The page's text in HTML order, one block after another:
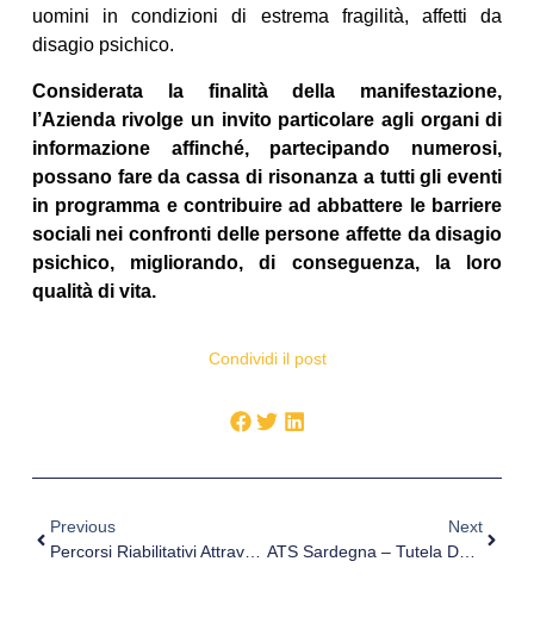
uomini in condizioni di estrema fragilità, affetti da
disagio psichico.
Considerata la finalità della manifestazione,
l’Azienda rivolge un invito particolare agli organi di
informazione affinché, partecipando numerosi,
possano fare da cassa di risonanza a tutti gli eventi
in programma e contribuire ad abbattere le barriere
sociali nei confronti delle persone affette da disagio
psichico, migliorando, di conseguenza, la loro
qualità di vita.
Condividi il post
Previous
Percorsi Riabilitativi Attraverso Esperienze Di Navigazione A Vela Come Contributo Alla Recovery
Next
ATS Sardegna – Tutela Degli Animali E Prevenzione Del Randagismo